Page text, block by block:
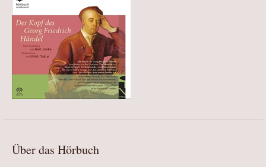
Kinder- und Jugend-Hörbücher
Edition 'Künstler im Gespräch'
Lesungen
Cosmic Comedy
Über das Hörbuch